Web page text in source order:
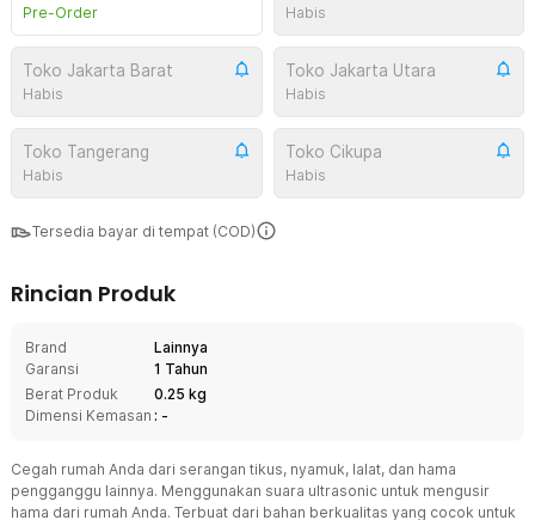
Pre-Order Habis
Toko Jakarta Barat
Habis
Toko Jakarta Utara
Habis
Toko Tangerang
Habis
Toko Cikupa
Habis
Tersedia bayar di tempat (COD)
Rincian Produk
Brand
Lainnya
Garansi
1 Tahun
Berat Produk
0.25 kg
Dimensi Kemasan : -
Cegah rumah Anda dari serangan tikus, nyamuk, lalat, dan hama
pengganggu lainnya. Menggunakan suara ultrasonic untuk mengusir
hama dari rumah Anda. Terbuat dari bahan berkualitas yang cocok untuk